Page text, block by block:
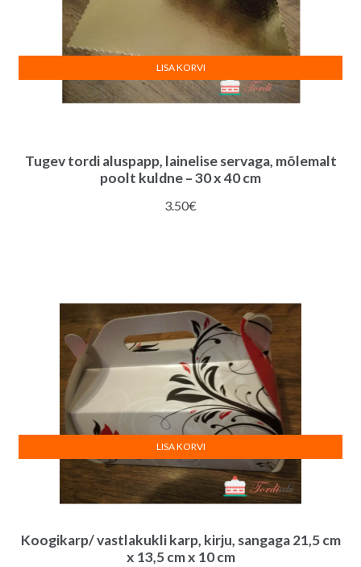
Tugev tordi aluspapp, lainelise servaga, mõlemalt
poolt kuldne – 30 x 40 cm
3.50€
LISA KORVI
Koogikarp/ vastlakukli karp, kirju, sangaga 21,5 cm
x 13,5 cm x 10 cm
LISA KORVI